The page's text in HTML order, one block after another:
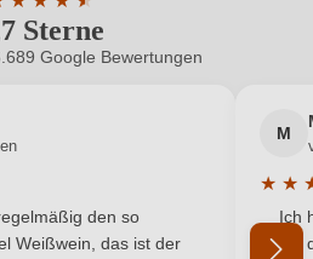
2015
Neuer Kunde?
Sterne
Bewertung von 4.7
Google Bewertungen
Bewertung von 5 von 5 Sternen
den so
Weißwein, das ist der
M
★ ★
Ich
mit